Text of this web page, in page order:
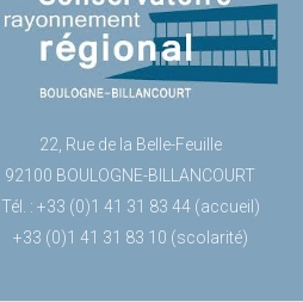
22, Rue de la Belle-Feuille
92100 BOULOGNE-BILLANCOURT
Tél. : +33 (0)1 41 31 83 44 (accueil)
+33 (0)1 41 31 83 10 (scolarité)